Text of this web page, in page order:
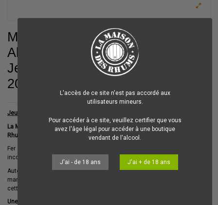
L'accès de ce site n'est pas accordé aux
utilisateurs mineurs.
Pour accéder à ce site, veuillez certifier que vous
avez l'âge légal pour accéder à une boutique
vendant de l'alcool.
J'ai - de 18 ans J'ai + de 18 ans
Masterclass Rhums
Abuelo (Panama) -
Jeudi 1er octobre
2026 - 19h - 21h
Jeudi 1er Octobre 2026 de 19h00 à 21h00
La Maison Des Rhums est heureuse de vous inviter à saMasterclass
Rhums Abuelo (Panama)
Fer de lance des
incontournable de la culture
Autour d'une
dégustationdecuvéessélectionnées, l'Ambassadrice de la
marque vous partagera les
cette maison emblématique du
Une soirée exceptionnelle à ne pas manquer !